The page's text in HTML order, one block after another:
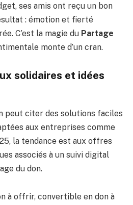
ses amis ont reçu un bon
: émotion et fierté
C’est la magie du Partage
monte d’un cran.
solidaires et idées
peut citer des solutions faciles
aux entreprises comme
la tendance est aux offres
associés à un suivi digital
du don.
à offrir, convertible en don à